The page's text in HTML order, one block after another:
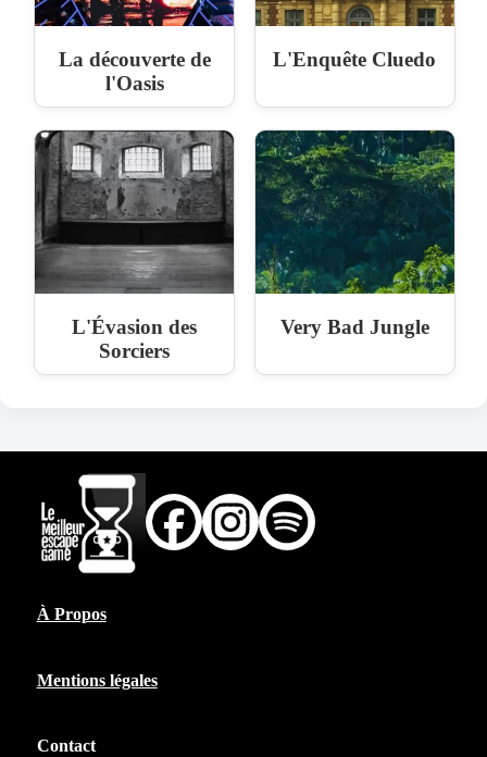
La découverte de
l'Oasis
L'Enquête Cluedo
L'Évasion des
Sorciers
Very Bad Jungle
À Propos
Mentions légales
Contact